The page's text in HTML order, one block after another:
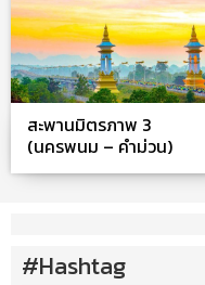
สะพานมิตรภาพ 3
(นครพนม – คำม่วน)
#Hashtag